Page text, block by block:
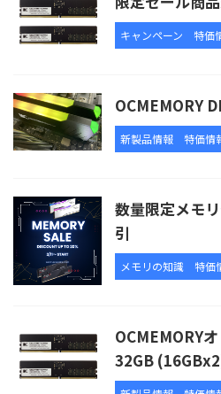
キャンペーン 特価
OCMEMORY
新製品情報 特価情
数量限定メモ
引
メモリの知識 特価
OCMEMORY
32GB